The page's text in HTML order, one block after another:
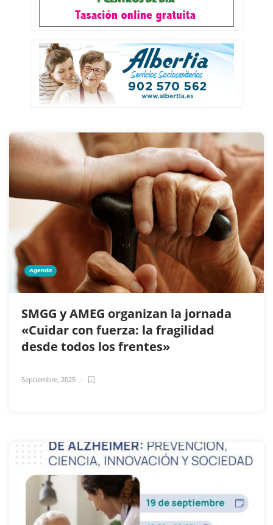
Agenda
SMGG y AMEG organizan la jornada
«Cuidar con fuerza: la fragilidad
desde todos los frentes»
Septiembre, 2025